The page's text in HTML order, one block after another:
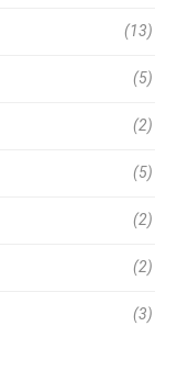
(13)
(5)
(2)
(5)
(2)
(2)
(3)